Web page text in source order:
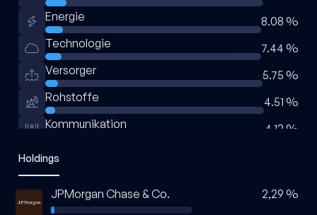
Energie
8.08 %
Technologie
7.44 %
Versorger
5.75 %
Rohstoffe
4.51 %
Kommunikation
4.12 %
Holdings
JPMorgan Chase & Co. 2,29 %